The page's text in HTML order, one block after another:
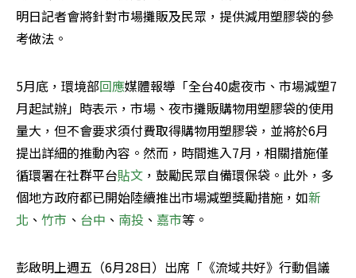
明日記者會將針對市場攤販及民眾，提供減用塑膠袋的參
考做法。
5月底，環境部回應媒體報導「全台40處夜市、市場減塑7
月起試辦」時表示，市場、夜市攤販購物用塑膠袋的使用
量大，但不會要求須付費取得購物用塑膠袋，並將於6月
提出詳細的推動內容。然而，時間進入7月，相關措施僅
循環署在社群平台貼文 ，鼓勵民眾自備環保袋。此外，多
個地方政府都已開始陸續推出市場減塑獎勵措施，如新
北 、竹市 、 台中 、 南投 、 嘉市等。
彭啟明上週五（6月28日）出席「《流域共好》行動倡議